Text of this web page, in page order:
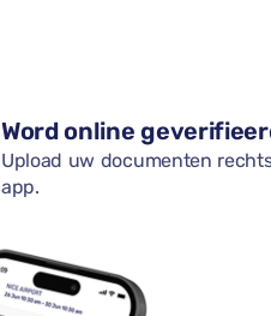
Word online
Upload uw documenten
app.